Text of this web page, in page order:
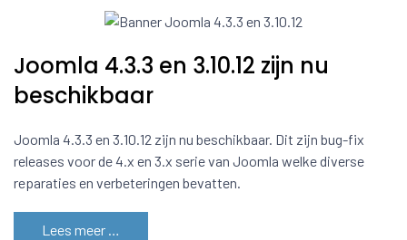
Joomla 4.3.3 en 3.10.12 zijn nu
beschikbaar
Joomla 4.3.3 en 3.10.12 zijn nu beschikbaar. Dit zijn bug-fix
releases voor de 4.x en 3.x serie van Joomla welke diverse
reparaties en verbeteringen bevatten.
Lees meer …